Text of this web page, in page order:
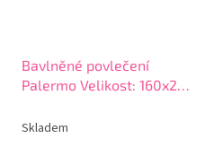
Bavlněné povlečení
Palermo Velikost: 160x200
Skladem